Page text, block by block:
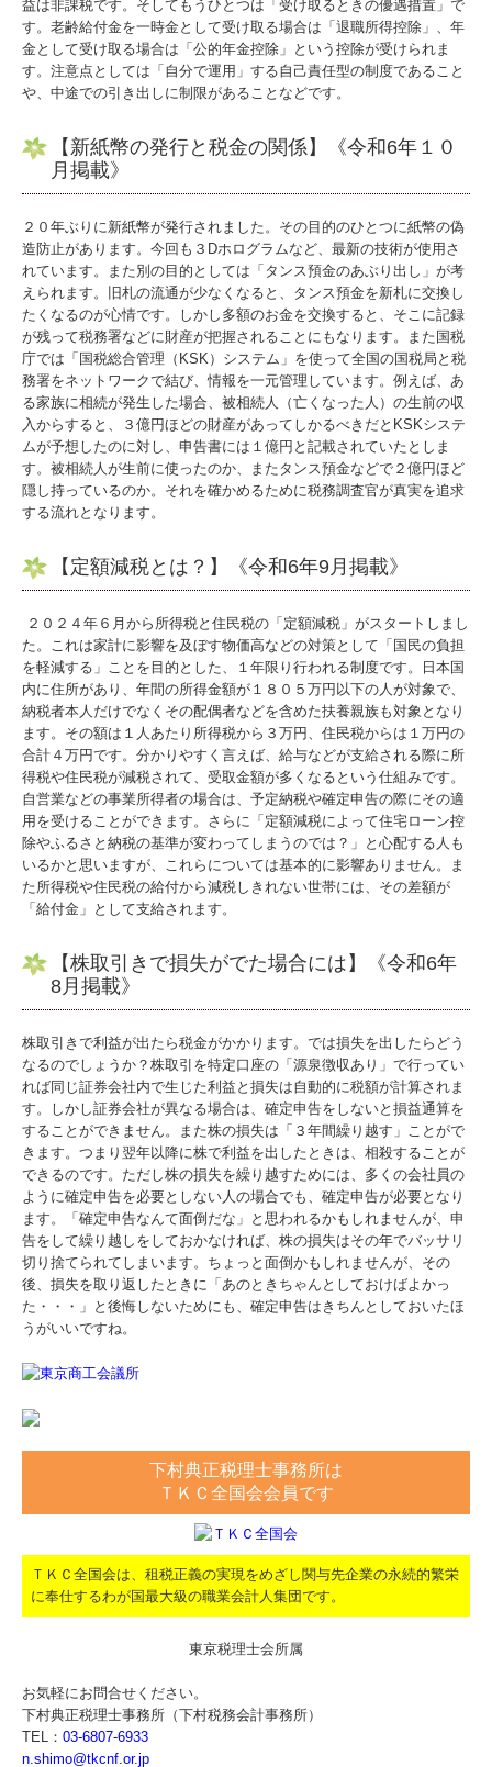
益は非課税です。そしてもうひとつは「受け取るときの優遇措置」で
す。老齢給付金を一時金として受け取る場合は「退職所得控除」、年
金として受け取る場合は「公的年金控除」という控除が受けられま
す。注意点としては「自分で運用」する自己責任型の制度であること
や、中途での引き出しに制限があることなどです。
【新紙幣の発行と税金の関係】《令和6年１０
月掲載》
２０年ぶりに新紙幣が発行されました。その目的のひとつに紙幣の偽
造防止があります。今回も３Dホログラムなど、最新の技術が使用さ
れています。また別の目的としては「タンス預金のあぶり出し」が考
えられます。旧札の流通が少なくなると、タンス預金を新札に交換し
たくなるのが心情です。しかし多額のお金を交換すると、そこに記録
が残って税務署などに財産が把握されることにもなります。また国税
庁では「国税総合管理（KSK）システム」を使って全国の国税局と税
務署をネットワークで結び、情報を一元管理しています。例えば、あ
る家族に相続が発生した場合、被相続人（亡くなった人）の生前の収
入からすると、３億円ほどの財産があってしかるべきだとKSKシステ
ムが予想したのに対し、申告書には１億円と記載されていたとしま
す。被相続人が生前に使ったのか、またタンス預金などで２億円ほど
隠し持っているのか。それを確かめるために税務調査官が真実を追求
する流れとなります。
【定額減税とは？】《令和6年9月掲載》
２０２４年６月から所得税と住民税の「定額減税」がスタートしまし
た。これは家計に影響を及ぼす物価高などの対策として「国民の負担
を軽減する」ことを目的とした、１年限り行われる制度です。日本国
内に住所があり、年間の所得金額が１８０５万円以下の人が対象で、
納税者本人だけでなくその配偶者などを含めた扶養親族も対象となり
ます。その額は１人あたり所得税から３万円、住民税からは１万円の
合計４万円です。分かりやすく言えば、給与などが支給される際に所
得税や住民税が減税されて、受取金額が多くなるという仕組みです。
自営業などの事業所得者の場合は、予定納税や確定申告の際にその適
用を受けることができます。さらに「定額減税によって住宅ローン控
除やふるさと納税の基準が変わってしまうのでは？」と心配する人も
いるかと思いますが、これらについては基本的に影響ありません。ま
た所得税や住民税の給付から減税しきれない世帯には、その差額が
「給付金」として支給されます。
【株取引きで損失がでた場合には】《令和6年
8月掲載》
株取引きで利益が出たら税金がかかります。では損失を出したらどう
なるのでしょうか？株取引を特定口座の「源泉徴収あり」で行ってい
れば同じ証券会社内で生じた利益と損失は自動的に税額が計算されま
す。しかし証券会社が異なる場合は、確定申告をしないと損益通算を
することができません。また株の損失は「３年間繰り越す」ことがで
きます。つまり翌年以降に株で利益を出したときは、相殺することが
できるのです。ただし株の損失を繰り越すためには、多くの会社員の
ように確定申告を必要としない人の場合でも、確定申告が必要となり
ます。「確定申告なんて面倒だな」と思われるかもしれませんが、申
告をして繰り越しをしておかなければ、株の損失はその年でバッサリ
切り捨てられてしまいます。ちょっと面倒かもしれませんが、その
後、損失を取り返したときに「あのときちゃんとしておけばよかっ
た・・・」と後悔しないためにも、確定申告はきちんとしておいたほ
うがいいですね。
下村典正税理士事務所は
ＴＫＣ全国会会員です
ＴＫＣ全国会は、租税正義の実現をめざし関与先企業の永続的繁栄
に奉仕するわが国最大級の職業会計人集団です。
東京税理士会所属
お気軽にお問合せください。
下村典正税理士事務所（下村税務会計事務所）
TEL： 03-6807-6933
n.shimo@tkcnf.or.jp